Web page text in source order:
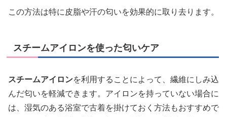
この方法は特に皮脂や汗の匂いを効果的に取り去ります。
スチームアイロンを使った匂いケア
スチームアイロンを利用することによって、繊維にしみ込
んだ匂いを軽減できます。アイロンを持っていない場合に
は、湿気のある浴室で古着を掛けておく方法もおすすめで